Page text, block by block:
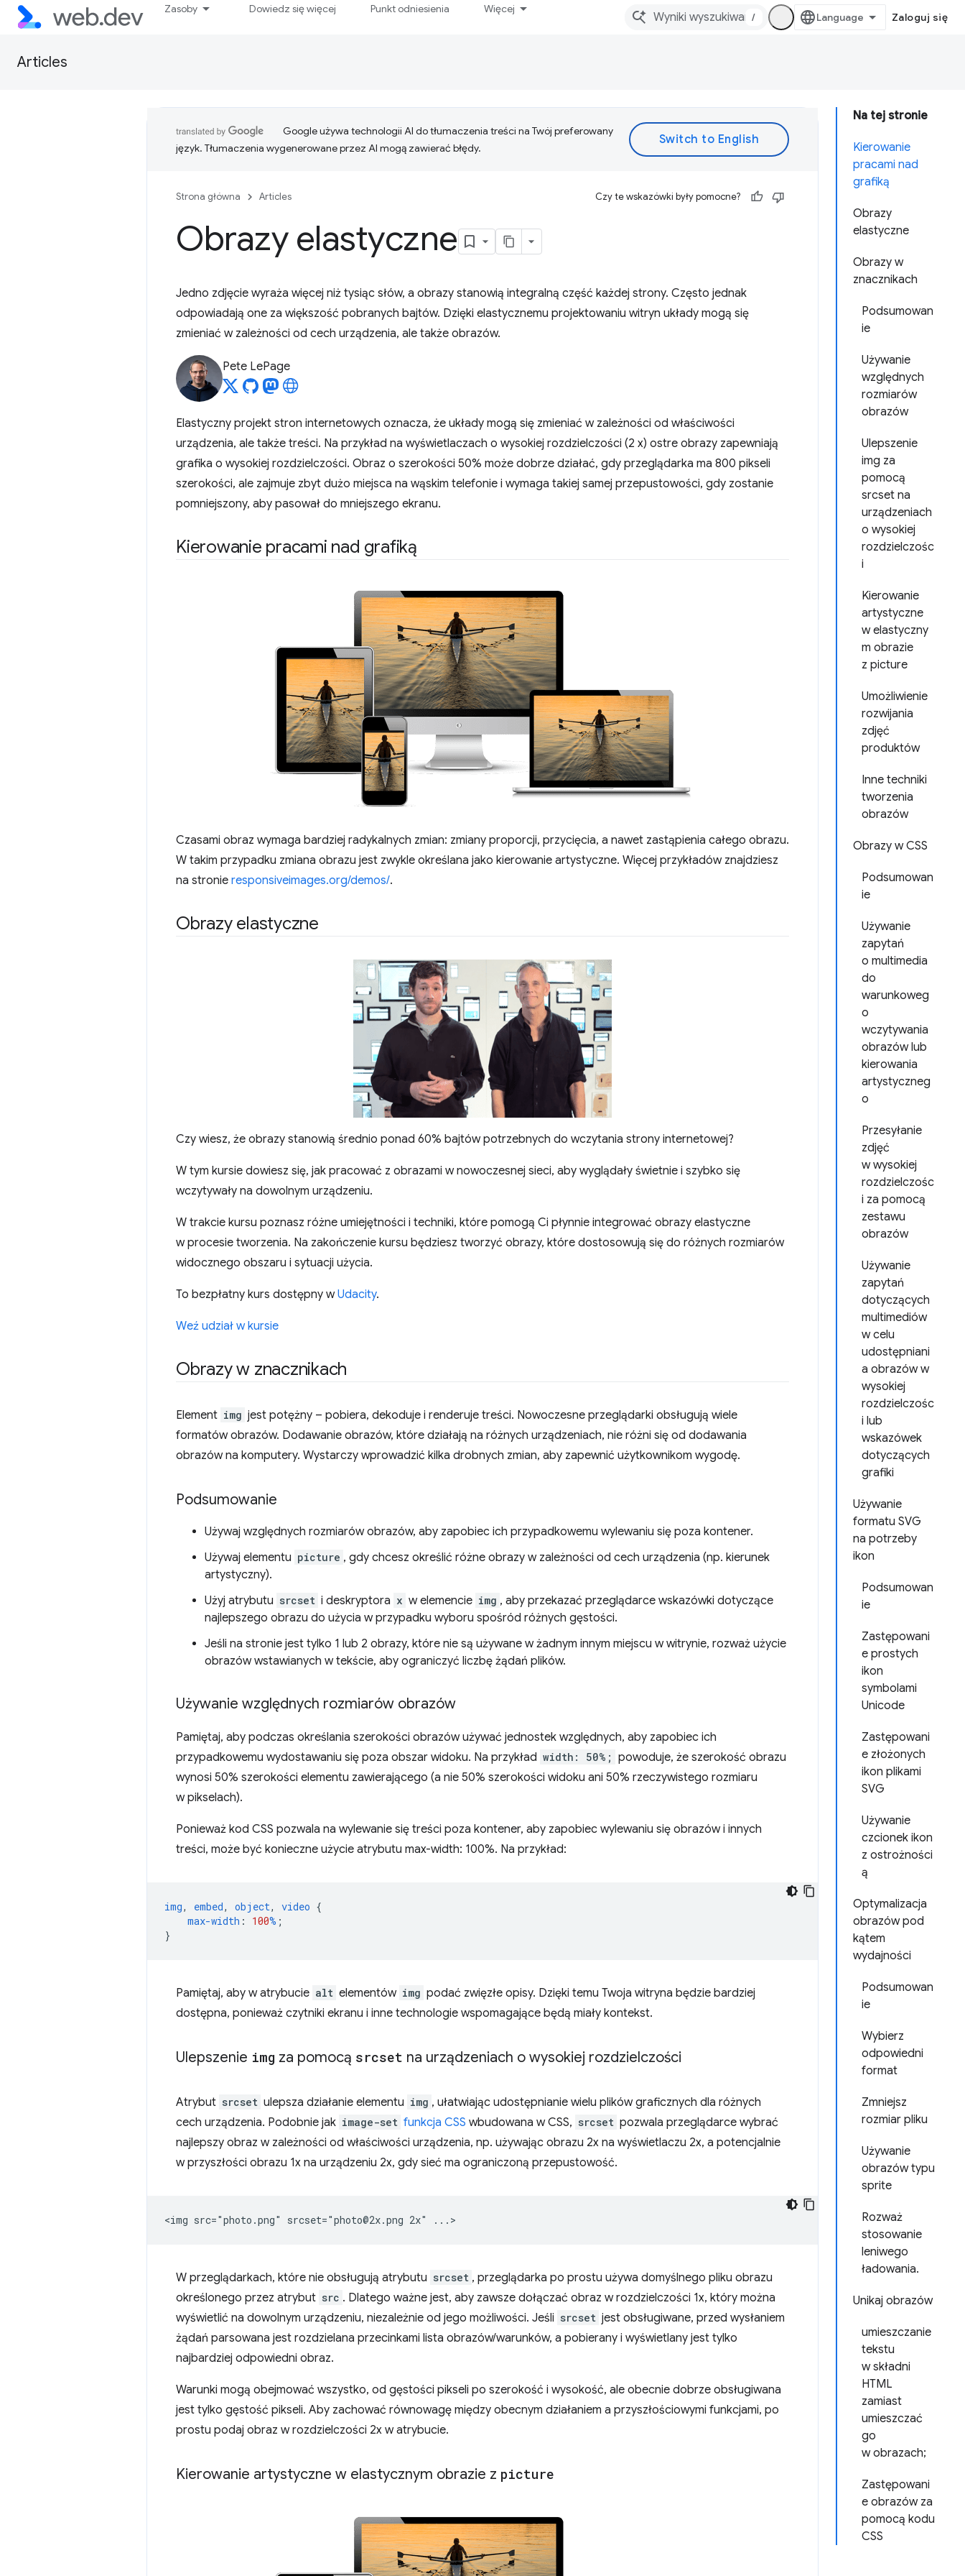
Zasoby Dowiedz się więcej Punkt odniesienia Więcej
/ Zaloguj się
Articles
Na tej stronie
Kierowanie
pracami nad
grafiką
Obrazy
elastyczne
Obrazy w
znacznikach
Podsumowan
ie
Używanie
względnych
rozmiarów
obrazów
Ulepszenie
img za
pomocą
srcset na
urządzeniach
o wysokiej
rozdzielczośc
i
Kierowanie
artystyczne
w elastyczny
m obrazie
z picture
Umożliwienie
rozwijania
zdjęć
produktów
Inne techniki
tworzenia
obrazów
Obrazy w CSS
Podsumowan
ie
Używanie
zapytań
o multimedia
do
warunkoweg
o
wczytywania
obrazów lub
kierowania
artystyczneg
o
Przesyłanie
zdjęć
w wysokiej
rozdzielczośc
i za pomocą
zestawu
obrazów
Używanie
zapytań
dotyczących
multimediów
w celu
udostępniani
a obrazów w
wysokiej
rozdzielczośc
i lub
wskazówek
dotyczących
grafiki
Używanie
formatu SVG
na potrzeby
ikon
Podsumowan
ie
Zastępowani
e prostych
ikon
symbolami
Unicode
Zastępowani
e złożonych
ikon plikami
SVG
Używanie
czcionek ikon
z ostrożności
ą
Optymalizacja
obrazów pod
kątem
wydajności
Podsumowan
ie
Wybierz
odpowiedni
format
Zmniejsz
rozmiar pliku
Używanie
obrazów typu
sprite
Rozważ
stosowanie
leniwego
ładowania.
Unikaj obrazów
umieszczanie
tekstu
w składni
HTML
zamiast
umieszczać
go
w obrazach;
Zastępowani
e obrazów za
pomocą kodu
CSS
Google używa technologii AI do tłumaczenia treści na Twój preferowany
język. Tłumaczenia wygenerowane przez AI mogą zawierać błędy.
Strona główna Articles Czy te wskazówki były pomocne?
Obrazy elastyczne
Jedno zdjęcie wyraża więcej niż tysiąc słów, a obrazy stanowią integralną część każdej strony. Często jednak
odpowiadają one za większość pobranych bajtów. Dzięki elastycznemu projektowaniu witryn układy mogą się
zmieniać w zależności od cech urządzenia, ale także obrazów.
Pete LePage
Elastyczny projekt stron internetowych oznacza, że układy mogą się zmieniać w zależności od właściwości
urządzenia, ale także treści. Na przykład na wyświetlaczach o wysokiej rozdzielczości (2 x) ostre obrazy zapewniają
grafika o wysokiej rozdzielczości. Obraz o szerokości 50% może dobrze działać, gdy przeglądarka ma 800 pikseli
szerokości, ale zajmuje zbyt dużo miejsca na wąskim telefonie i wymaga takiej samej przepustowości, gdy zostanie
pomniejszony, aby pasował do mniejszego ekranu.
Kierowanie pracami nad grafiką
Czasami obraz wymaga bardziej radykalnych zmian: zmiany proporcji, przycięcia, a nawet zastąpienia całego obrazu.
W takim przypadku zmiana obrazu jest zwykle określana jako kierowanie artystyczne. Więcej przykładów znajdziesz
na stronie responsiveimages.org/demos/.
Obrazy elastyczne
Czy wiesz, że obrazy stanowią średnio ponad 60% bajtów potrzebnych do wczytania strony internetowej?
W tym kursie dowiesz się, jak pracować z obrazami w nowoczesnej sieci, aby wyglądały świetnie i szybko się
wczytywały na dowolnym urządzeniu.
W trakcie kursu poznasz różne umiejętności i techniki, które pomogą Ci płynnie integrować obrazy elastyczne
w procesie tworzenia. Na zakończenie kursu będziesz tworzyć obrazy, które dostosowują się do różnych rozmiarów
widocznego obszaru i sytuacji użycia.
To bezpłatny kurs dostępny wUdacity.
Weź udział w kursie
Obrazy w znacznikach
Element img jest potężny – pobiera, dekoduje i renderuje treści. Nowoczesne przeglądarki obsługują wiele
formatów obrazów. Dodawanie obrazów, które działają na różnych urządzeniach, nie różni się od dodawania
obrazów na komputery. Wystarczy wprowadzić kilka drobnych zmian, aby zapewnić użytkownikom wygodę.
Podsumowanie
Używaj względnych rozmiarów obrazów, aby zapobiec ich przypadkowemu wylewaniu się poza kontener.
Używaj elementu picture , gdy chcesz określić różne obrazy w zależności od cech urządzenia (np. kierunek
artystyczny).
Użyj atrybutu srcset i deskryptora x w elemencie img , aby przekazać przeglądarce wskazówki dotyczące
najlepszego obrazu do użycia w przypadku wyboru spośród różnych gęstości.
Jeśli na stronie jest tylko 1 lub 2 obrazy, które nie są używane w żadnym innym miejscu w witrynie, rozważ użycie
obrazów wstawianych w tekście, aby ograniczyć liczbę żądań plików.
Używanie względnych rozmiarów obrazów
Pamiętaj, aby podczas określania szerokości obrazów używać jednostek względnych, aby zapobiec ich
przypadkowemu wydostawaniu się poza obszar widoku. Na przykład width: 50%; powoduje, że szerokość obrazu
wynosi 50% szerokości elementu zawierającego (a nie 50% szerokości widoku ani 50% rzeczywistego rozmiaru
w pikselach).
Ponieważ kod CSS pozwala na wylewanie się treści poza kontener, aby zapobiec wylewaniu się obrazów i innych
treści, może być konieczne użycie atrybutu max-width: 100%. Na przykład:
img, embed, object, video {
max-width : 100% ;
}
Pamiętaj, aby w atrybucie alt elementów img podać zwięzłe opisy. Dzięki temu Twoja witryna będzie bardziej
dostępna, ponieważ czytniki ekranu i inne technologie wspomagające będą miały kontekst.
Ulepszenie img za pomocą srcset na urządzeniach o wysokiej rozdzielczości
Atrybut srcset ulepsza działanie elementu img , ułatwiając udostępnianie wielu plików graficznych dla różnych
cech urządzenia. Podobnie jak image-set funkcja CSS wbudowana w CSS, srcset pozwala przeglądarce wybrać
najlepszy obraz w zależności od właściwości urządzenia, np. używając obrazu 2x na wyświetlaczu 2x, a potencjalnie
w przyszłości obrazu 1x na urządzeniu 2x, gdy sieć ma ograniczoną przepustowość.
W przeglądarkach, które nie obsługują atrybutu srcset , przeglądarka po prostu używa domyślnego pliku obrazu
określonego przez atrybut src . Dlatego ważne jest, aby zawsze dołączać obraz w rozdzielczości 1x, który można
wyświetlić na dowolnym urządzeniu, niezależnie od jego możliwości. Jeśli srcset jest obsługiwane, przed wysłaniem
żądań parsowana jest rozdzielana przecinkami lista obrazów/warunków, a pobierany i wyświetlany jest tylko
najbardziej odpowiedni obraz.
Warunki mogą obejmować wszystko, od gęstości pikseli po szerokość i wysokość, ale obecnie dobrze obsługiwana
jest tylko gęstość pikseli. Aby zachować równowagę między obecnym działaniem a przyszłościowymi funkcjami, po
prostu podaj obraz w rozdzielczości 2x w atrybucie.
Kierowanie artystyczne w elastycznym obrazie z picture